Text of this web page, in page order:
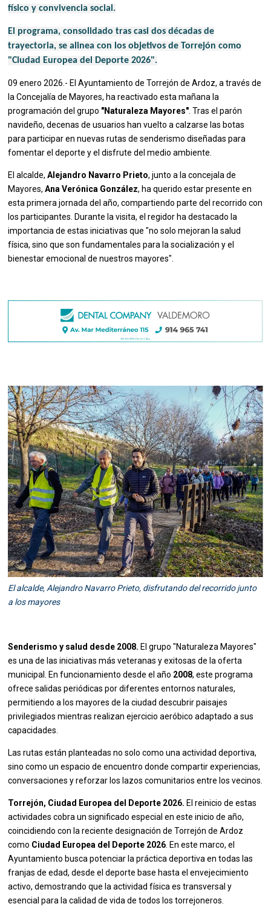
físico y convivencia social.
El programa, consolidado tras casi dos décadas de
trayectoria, se alinea con los objetivos de Torrejón como
"Ciudad Europea del Deporte 2026".
09 enero 2026.- El Ayuntamiento de Torrejón de Ardoz, a través de
la Concejalía de Mayores, ha reactivado esta mañana la
programación del grupo "Naturaleza Mayores" . Tras el parón
navideño, decenas de usuarios han vuelto a calzarse las botas
para participar en nuevas rutas de senderismo diseñadas para
fomentar el deporte y el disfrute del medio ambiente.
El alcalde,Alejandro Navarro Prieto, junto a la concejala de
Mayores,Ana Verónica González, ha querido estar presente en
esta primera jornada del año, compartiendo parte del recorrido con
los participantes. Durante la visita, el regidor ha destacado la
importancia de estas iniciativas que "no solo mejoran la salud
física, sino que son fundamentales para la socialización y el
bienestar emocional de nuestros mayores".
El alcalde, Alejandro Navarro Prieto, disfrutando del recorrido junto
a los mayores
Senderismo y salud desde 2008. El grupo "Naturaleza Mayores"
es una de las iniciativas más veteranas y exitosas de la oferta
municipal. En funcionamiento desde el año 2008, este programa
ofrece salidas periódicas por diferentes entornos naturales,
permitiendo a los mayores de la ciudad descubrir paisajes
privilegiados mientras realizan ejercicio aeróbico adaptado a sus
capacidades.
Las rutas están planteadas no solo como una actividad deportiva,
sino como un espacio de encuentro donde compartir experiencias,
conversaciones y reforzar los lazos comunitarios entre los vecinos.
Torrejón, Ciudad Europea del Deporte 2026. El reinicio de estas
actividades cobra un significado especial en este inicio de año,
coincidiendo con la reciente designación de Torrejón de Ardoz
como Ciudad Europea del Deporte 2026 . En este marco, el
Ayuntamiento busca potenciar la práctica deportiva en todas las
franjas de edad, desde el deporte base hasta el envejecimiento
activo, demostrando que la actividad física es transversal y
esencial para la calidad de vida de todos los torrejoneros.